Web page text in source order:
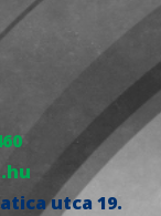
utca 19.